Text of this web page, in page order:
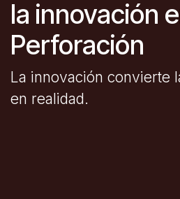
la innovación
Perforación
La innovación convierte
en realidad.